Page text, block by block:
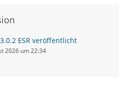
ESR veröffentlicht
2026 um 22:34